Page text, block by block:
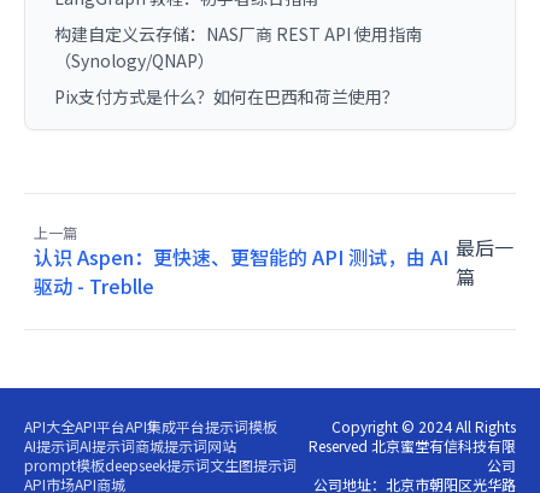
构建自定义云存储：NAS厂商 REST API 使用指南
（Synology/QNAP）
Pix支付方式是什么？如何在巴西和荷兰使用？
上一篇
认识 Aspen：更快速、更智能的 API 测试，由 AI
驱动 - Treblle
最后一
篇
API大全API平台API集成平台提示词模板
AI提示词AI提示词商城提示词网站
prompt模板deepseek提示词文生图提示词
API市场API商城
Copyright © 2024 All Rights
Reserved 北京蜜堂有信科技有限
公司
公司地址：北京市朝阳区光华路